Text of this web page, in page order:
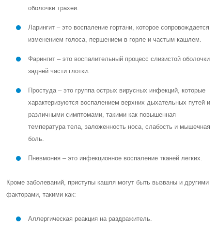
оболочки трахеи.
Ларингит – это воспаление гортани, которое сопровождается
изменением голоса, першением в горле и частым кашлем.
Фарингит – это воспалительный процесс слизистой оболочки
задней части глотки.
Простуда – это группа острых вирусных инфекций, которые
характеризуются воспалением верхних дыхательных путей и
различными симптомами, такими как повышенная
температура тела, заложенность носа, слабость и мышечная
боль.
Пневмония – это инфекционное воспаление тканей легких.
Кроме заболеваний, приступы кашля могут быть вызваны и другими
факторами, такими как:
Аллергическая реакция на раздражитель.